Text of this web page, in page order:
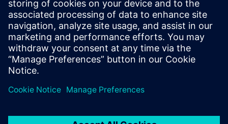
Learn more about Sustainability
Priekšnosacījumi
none